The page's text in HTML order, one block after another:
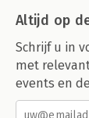
Altijd op
Schrijf u in
met
events en